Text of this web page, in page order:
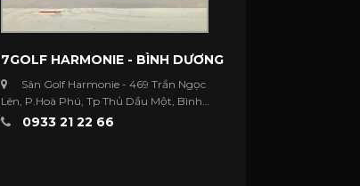
7GOLF HARMONIE - BÌNH DƯƠNG
Sân Golf Harmonie - 469 Trần Ngọc
Lên, P.Hoà Phú, Tp Thủ Dầu Một, Bình
Dương0933 21 22 66